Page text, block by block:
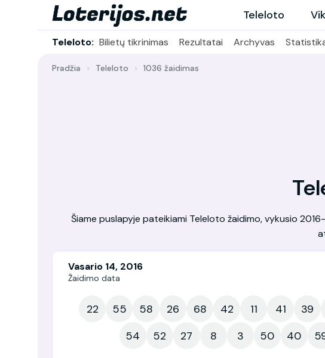
Teleloto
Teleloto: Bilietų tikrinimas Rezultatai Archyvas
Pradžia Teleloto 1036 žaidimas
Šiame puslapyje pateikiami Teleloto žaidimo, vykusio
Vasario 14, 2016
Žaidimo data
22 55 58 26 68 42 11 41 39
54
52 27 8 3 50 40